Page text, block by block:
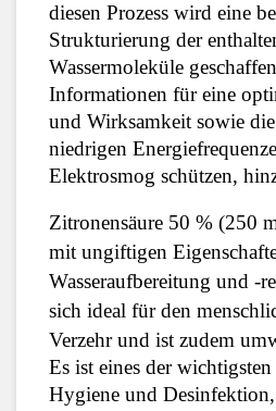
diesen Prozess wird eine
Strukturierung der
Wassermoleküle
Informationen für eine
und Wirksamkeit sowie
niedrigen
Elektrosmog schützen,
Zitronensäure 50 % (250
mit ungiftigen
Wasseraufbereitung und -
sich ideal für den
Verzehr und ist zudem
Es ist eines der
Hygiene und